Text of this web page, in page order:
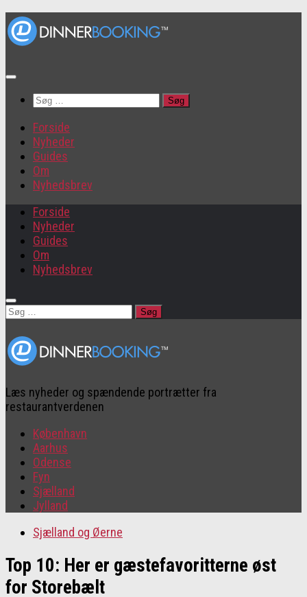
Søg
Forside
Nyheder
Guides
Om
Nyhedsbrev
Forside
Nyheder
Guides
Om
Nyhedsbrev
Søg
Læs nyheder og spændende portrætter fra
restaurantverdenen
København
Aarhus
Odense
Fyn
Sjælland
Jylland
Sjælland og Øerne
Top 10: Her er gæstefavoritterne øst
for Storebælt